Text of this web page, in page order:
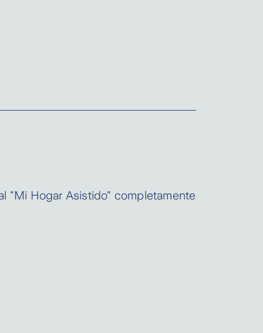
"Mi Hogar Asistido" completamente